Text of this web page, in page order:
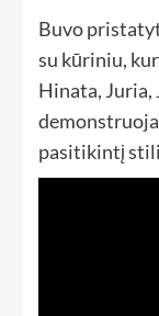
Buvo
su kūriniu,
Hinata,
pasitikintį